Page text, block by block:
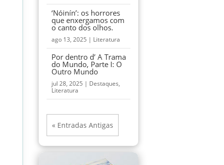
‘Nóinín’: os horrores
que enxergamos com
o canto dos olhos.
ago 13, 2025 | Literatura
Por dentro d’ A Trama
do Mundo, Parte I: O
Outro Mundo
jul 28, 2025 | Destaques,
Literatura
« Entradas Antigas